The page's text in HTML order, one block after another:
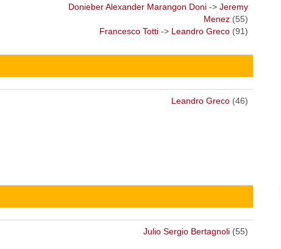
Donieber Alexander Marangon Doni -> Jeremy
Menez (55)
Francesco Totti -> Leandro Greco (91)
Leandro Greco (46)
Julio Sergio Bertagnoli (55)